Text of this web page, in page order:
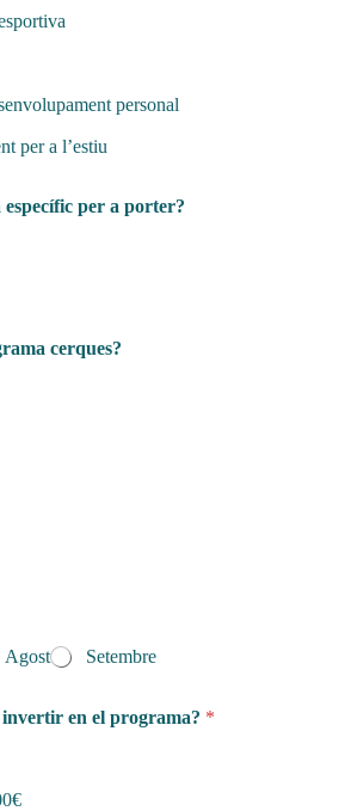
personal
per a l’estiu
per a porter?
cerques?
Agost Setembre
en el programa? *